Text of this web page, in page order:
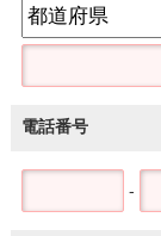
電話番号
-